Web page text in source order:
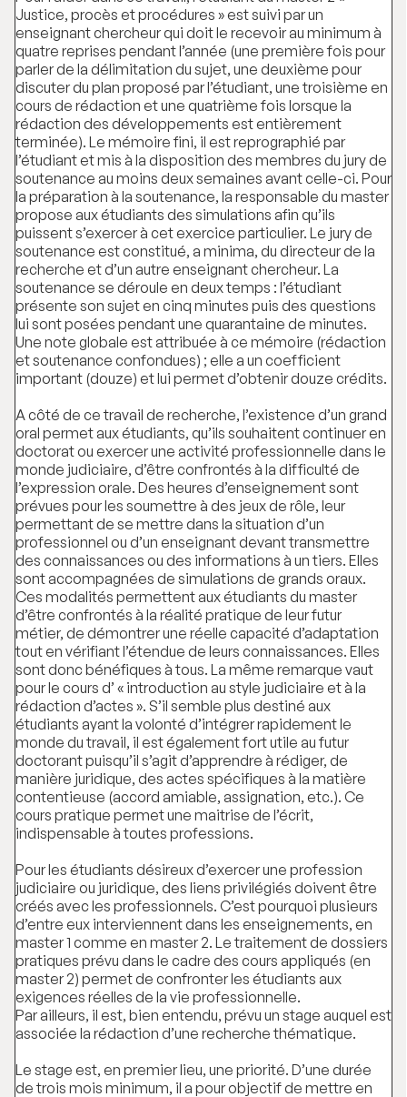
Justice, procès et procédures » est suivi par un
enseignant chercheur qui doit le recevoir au minimum à
quatre reprises pendant l’année (une première fois pour
parler de la délimitation du sujet, une deuxième pour
discuter du plan proposé par l’étudiant, une troisième en
cours de rédaction et une quatrième fois lorsque la
rédaction des développements est entièrement
terminée). Le mémoire fini, il est reprographié par
l’étudiant et mis à la disposition des membres du jury de
soutenance au moins deux semaines avant celle-ci. Pour
la préparation à la soutenance, la responsable du master
propose aux étudiants des simulations afin qu’ils
puissent s’exercer à cet exercice particulier. Le jury de
soutenance est constitué, a minima, du directeur de la
recherche et d’un autre enseignant chercheur. La
soutenance se déroule en deux temps : l’étudiant
présente son sujet en cinq minutes puis des questions
lui sont posées pendant une quarantaine de minutes.
Une note globale est attribuée à ce mémoire (rédaction
et soutenance confondues) ; elle a un coefficient
important (douze) et lui permet d’obtenir douze crédits.
A côté de ce travail de recherche, l’existence d’un grand
oral permet aux étudiants, qu’ils souhaitent continuer en
doctorat ou exercer une activité professionnelle dans le
monde judiciaire, d’être confrontés à la difficulté de
l’expression orale. Des heures d’enseignement sont
prévues pour les soumettre à des jeux de rôle, leur
permettant de se mettre dans la situation d’un
professionnel ou d’un enseignant devant transmettre
des connaissances ou des informations à un tiers. Elles
sont accompagnées de simulations de grands oraux.
Ces modalités permettent aux étudiants du master
d’être confrontés à la réalité pratique de leur futur
métier, de démontrer une réelle capacité d’adaptation
tout en vérifiant l’étendue de leurs connaissances. Elles
sont donc bénéfiques à tous. La même remarque vaut
pour le cours d’ « introduction au style judiciaire et à la
rédaction d’actes ». S’il semble plus destiné aux
étudiants ayant la volonté d’intégrer rapidement le
monde du travail, il est également fort utile au futur
doctorant puisqu’il s’agit d’apprendre à rédiger, de
manière juridique, des actes spécifiques à la matière
contentieuse (accord amiable, assignation, etc.). Ce
cours pratique permet une maitrise de l’écrit,
indispensable à toutes professions.
Pour les étudiants désireux d’exercer une profession
judiciaire ou juridique, des liens privilégiés doivent être
créés avec les professionnels. C’est pourquoi plusieurs
d’entre eux interviennent dans les enseignements, en
master 1 comme en master 2. Le traitement de dossiers
pratiques prévu dans le cadre des cours appliqués (en
master 2) permet de confronter les étudiants aux
exigences réelles de la vie professionnelle.
Par ailleurs, il est, bien entendu, prévu un stage auquel est
associée la rédaction d’une recherche thématique.
Le stage est, en premier lieu, une priorité. D’une durée
de trois mois minimum, il a pour objectif de mettre en